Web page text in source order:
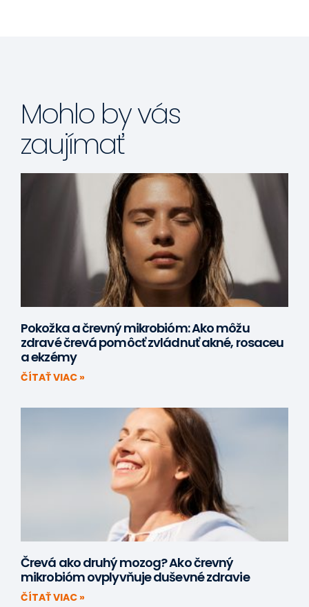
Mohlo by vás
zaujímať
Pokožka a črevný mikrobióm: Ako môžu
zdravé črevá pomôcť zvládnuť akné, rosaceu
a ekzémy
ČÍTAŤ VIAC »
Črevá ako druhý mozog? Ako črevný
mikrobióm ovplyvňuje duševné zdravie
ČÍTAŤ VIAC »